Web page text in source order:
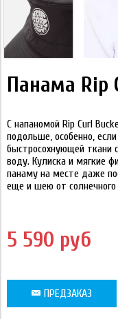
Панама Rip
С напаномой Rip Curl
подольше, особенно,
быстросохнующей ткани
воду. Кулиска и мягкие
панаму на месте даже
еще и шею от солнечного
5 590 руб
ПРЕДЗАКАЗ